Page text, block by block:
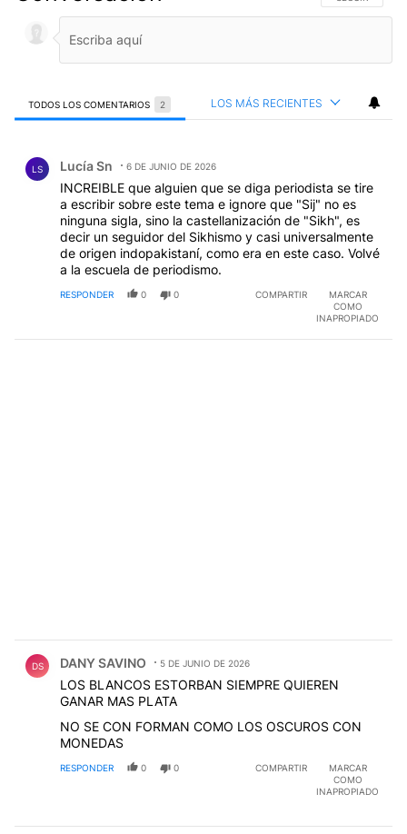
TODOS LOS COMENTARIOS 2 LOS MÁS RECIENTES
LS Lucía Sn 6 DE JUNIO DE 2026
INCREIBLE que alguien que se diga periodista se tire
a escribir sobre este tema e ignore que "Sij" no es
ninguna sigla, sino la castellanización de "Sikh", es
decir un seguidor del Sikhismo y casi universalmente
de origen indopakistaní, como era en este caso. Volvé
a la escuela de periodismo.
RESPONDER 0 0 COMPARTIR
MARCAR
COMO
INAPROPIADO
DS DANY SAVINO 5 DE JUNIO DE 2026
LOS BLANCOS ESTORBAN SIEMPRE QUIEREN
GANAR MAS PLATA
NO SE CON FORMAN COMO LOS OSCUROS CON
MONEDAS
RESPONDER 0 0 COMPARTIR
MARCAR
COMO
INAPROPIADO